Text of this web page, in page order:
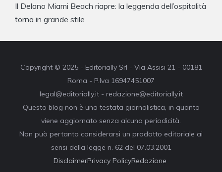
Il Delano Miami Beach riapre: la leggenda dell’ospitalità
torna in grande stile
Copyright © 2025 - Editorially Srl - Via Assisi 21 - 00181
Roma - P.Iva 16947451007
legal@editorially.it - redazione@editorially.it
Questo blog non è una testata giornalistica, in quanto
viene aggiornato senza alcuna periodicità.
Non può pertanto considerarsi un prodotto editoriale ai
sensi della legge n. 62 del 07.03.2001
DisclaimerPrivacy PolicyRedazione